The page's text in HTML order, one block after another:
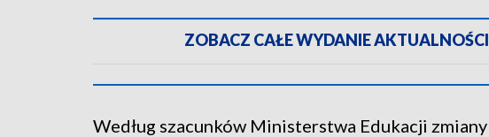
ZOBACZ CAŁE WYDANIE
Według szacunków Ministerstwa Edukacji